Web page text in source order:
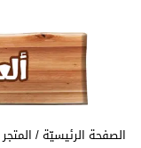
الصفحة الرئيسيّة/ المتجر/